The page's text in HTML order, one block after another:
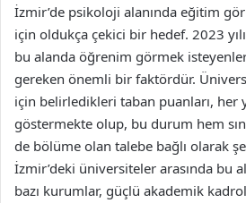
İzmir’de psikoloji alanında eğitim
için oldukça çekici bir hedef. 2023
bu alanda öğrenim görmek
gereken önemli bir faktördür.
için belirledikleri taban puanları, her
göstermekte olup, bu durum hem
de bölüme olan talebe bağlı olarak
İzmir’deki üniversiteler arasında bu
bazı kurumlar, güçlü akademik